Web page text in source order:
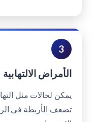
3
الأمراض الالتهابية
يمكن لحالات مثل
تضعف الأربطة في